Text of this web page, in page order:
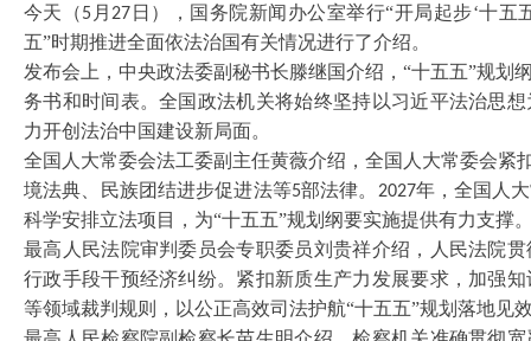
今天（5 月 27 日），国务院新闻办公室举行“开局起步‘十
五”时期推进全面依法治国有关情况进行了介绍。
发布会上，中央政法委副秘书长滕继国介绍， “十五五”规划
务书和时间表。全国政法机关将始终坚持以习近平法治思
力开创法治中国建设新局面。
全国人大常委会法工委副主任黄薇介绍，全国人大常委会紧
境法典、民族团结进步促进法等5部法律。 2027年，全国人
科学安排立法项目，为“十五五”规划纲要实施提供有力支撑
最高人民法院审判委员会专职委员刘贵祥介绍，人民法院
行政手段干预经济纠纷。紧扣新质生产力发展要求，加强
等领域裁判规则，以公正高效司法护航“十五五”规划落地见